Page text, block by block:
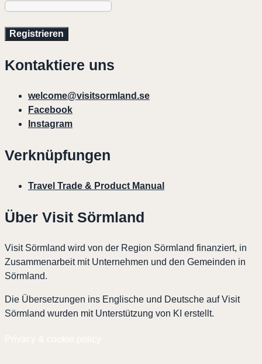
Kontaktiere uns
welcome@visitsormland.se
Facebook
Instagram
Verknüpfungen
Travel Trade & Product Manual
Über Visit Sörmland
Visit Sörmland wird von der Region Sörmland finanziert, in
Zusammenarbeit mit Unternehmen und den Gemeinden in
Sörmland.
Die Übersetzungen ins Englische und Deutsche auf Visit
Sörmland wurden mit Unterstützung von KI erstellt.